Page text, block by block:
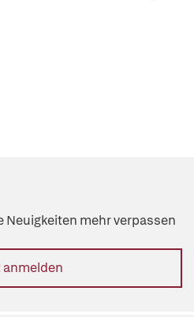
Neuigkeiten mehr verpassen
anmelden